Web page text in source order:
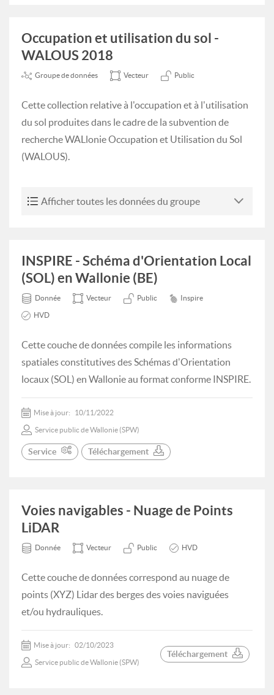
Occupation et utilisation du sol -
WALOUS 2018
Groupe de données Vecteur Public
Cette collection relative à l'occupation et à l'utilisation
du sol produites dans le cadre de la subvention de
recherche WALlonie Occupation et Utilisation du Sol
(WALOUS).
Afficher toutes les données du groupe
INSPIRE - Schéma d'Orientation Local
(SOL) en Wallonie (BE)
Donnée Vecteur Public Inspire
HVD
Cette couche de données compile les informations
spatiales constitutives des Schémas d'Orientation
locaux (SOL) en Wallonie au format conforme INSPIRE.
Mise à jour: 10/11/2022
Service public de Wallonie (SPW)
Service Téléchargement
Voies navigables - Nuage de Points
LiDAR
Donnée Vecteur Public HVD
Cette couche de données correspond au nuage de
points (XYZ) Lidar des berges des voies naviguées
et/ou hydrauliques.
Mise à jour: 02/10/2023
Service public de Wallonie (SPW)
Téléchargement